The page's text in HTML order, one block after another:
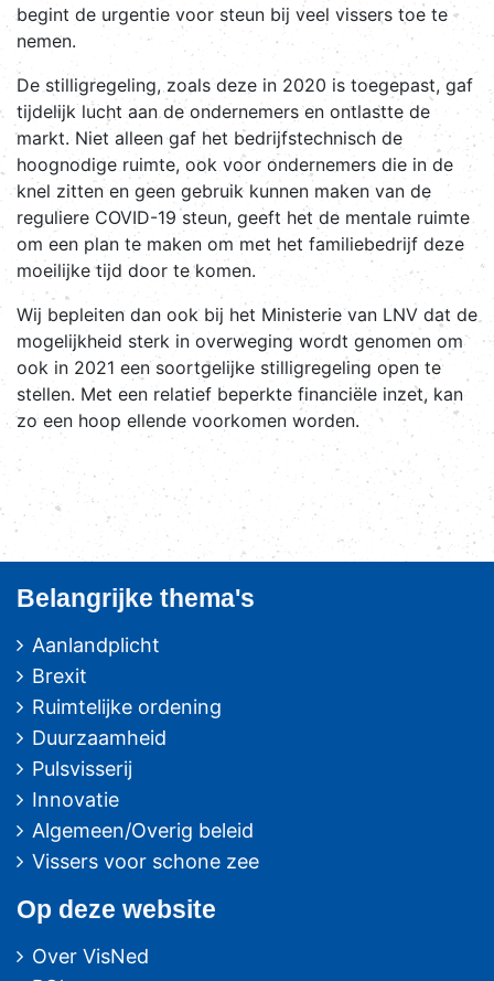
begint de urgentie voor steun bij veel vissers toe te
nemen.
De stilligregeling, zoals deze in 2020 is toegepast, gaf
tijdelijk lucht aan de ondernemers en ontlastte de
markt. Niet alleen gaf het bedrijfstechnisch de
hoognodige ruimte, ook voor ondernemers die in de
knel zitten en geen gebruik kunnen maken van de
reguliere COVID-19 steun, geeft het de mentale ruimte
om een plan te maken om met het familiebedrijf deze
moeilijke tijd door te komen.
Wij bepleiten dan ook bij het Ministerie van LNV dat de
mogelijkheid sterk in overweging wordt genomen om
ook in 2021 een soortgelijke stilligregeling open te
stellen. Met een relatief beperkte financiële inzet, kan
zo een hoop ellende voorkomen worden.
Belangrijke thema's
Aanlandplicht
Brexit
Ruimtelijke ordening
Duurzaamheid
Pulsvisserij
Innovatie
Algemeen/Overig beleid
Vissers voor schone zee
Op deze website
Over VisNed